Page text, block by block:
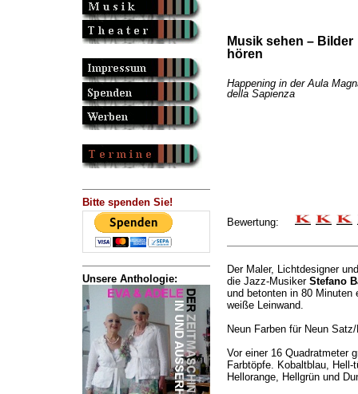
Bitte spenden Sie!
Unsere Anthologie:
Musik sehen – Bilder
hören
Happening in der Aula
della Sapienza
Bewertung:
Der Maler, Lichtdesigner
die Jazz-Musiker Stefano
und betonten in 80 Minuten
weiße Leinwand.
Neun Farben für Neun
Vor einer 16 Quadratmeter
Farbtöpfe. Kobaltblau,
Hellorange, Hellgrün und